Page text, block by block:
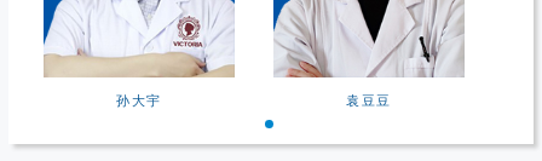
孙大宇 袁豆豆